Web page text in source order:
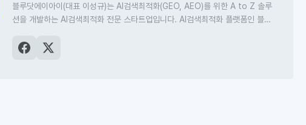
블루닷에이아이(대표 이성규)는 AI검색최적화(GEO, AEO)를 위한 A to Z 솔루
션을 개발하는 AI검색최적화 전문 스타트업입니다. AI검색최적화 플랫폼인 블루
‘소포스’, 고품질 콘텐츠의 빠른 발견과 AI검색최적화를 돕는 블루닷CMS를 개발